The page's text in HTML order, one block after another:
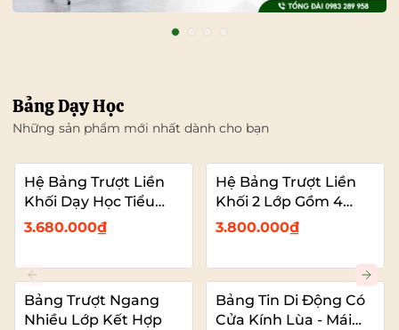
Bảng Dạy Học
Những sản phẩm mới nhất dành cho bạn
Hệ Bảng Trượt Liền
Khối Dạy Học Tiểu
Học – 2 Bảng Trượt
3.680.000₫
Hệ Bảng Trượt Liền
Khối 2 Lớp Gồm 4
Bảng Dạy Học (2
Bảng Trượt Kết Hợp
TIVI)
3.800.000₫
Bảng Trượt Ngang
Nhiều Lớp Kết Hợp
Bảng Tin Di Động Có
Cửa Kính Lùa - Mái